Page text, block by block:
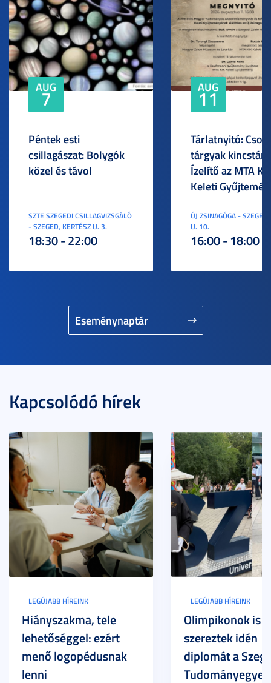
Eseménynaptár
AUG
7
Péntek esti
csillagászat: Bolygók
közel és távol
SZTE SZEGEDI CSILLAGVIZSGÁLÓ
- SZEGED, KERTÉSZ U. 3.
18:30 - 22:00
AUG
11
Tárlatnyitó:
tárgyak
Ízelítő az MTA
Keleti
ÚJ ZSINAGÓGA -
U. 10.
16:00 - 18:00
Kapcsolódó hírek
LEGÚJABB HÍREINK
Hiányszakma, tele
lehetőséggel: ezért
menő logopédusnak
lenni
LEGÚJABB HÍREINK
Olimpikonok is
szereztek idén
diplomát a